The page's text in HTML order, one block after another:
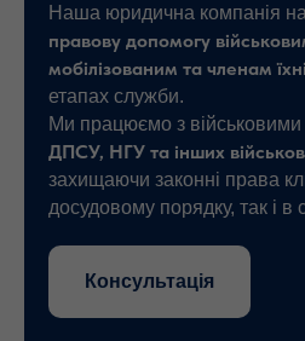
Наша юридична компанія
правову допомогу
мобілізованим та членам
етапах служби.
Ми працюємо з
ДПСУ, НГУ та інших
захищаючи законні права
досудовому порядку, так і в
Консультація